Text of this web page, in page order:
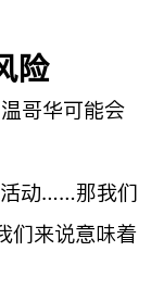
险
哥华可能会
活动……那我们
们来说意味着